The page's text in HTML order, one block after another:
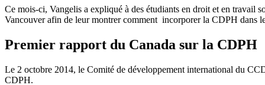
Ce mois-ci, Vangelis a expliqué à des étudiants en droit et en
Vancouver afin de leur montrer comment incorporer la CDPH dans
Premier rapport du Canada sur la CDPH
Le 2 octobre 2014, le Comité de développement international du
CDPH.